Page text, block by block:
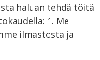
haluan tehdä töitä
1. Me
ilmastosta ja